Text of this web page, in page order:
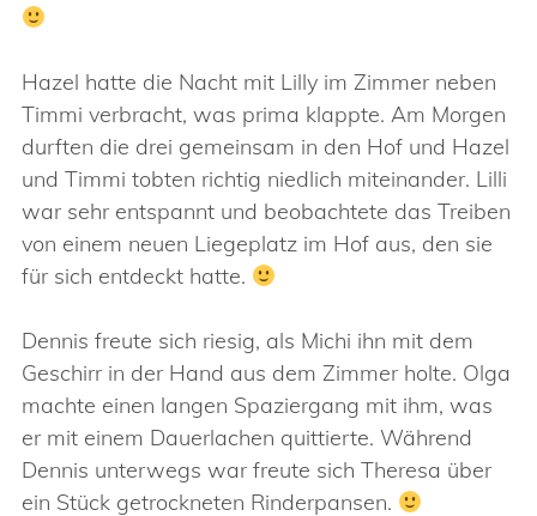
Hazel hatte die Nacht mit Lilly im Zimmer neben
Timmi verbracht, was prima klappte. Am Morgen
durften die drei gemeinsam in den Hof und Hazel
und Timmi tobten richtig niedlich miteinander. Lilli
war sehr entspannt und beobachtete das Treiben
von einem neuen Liegeplatz im Hof aus, den sie
für sich entdeckt hatte.
Dennis freute sich riesig, als Michi ihn mit dem
Geschirr in der Hand aus dem Zimmer holte. Olga
machte einen langen Spaziergang mit ihm, was
er mit einem Dauerlachen quittierte. Während
Dennis unterwegs war freute sich Theresa über
ein Stück getrockneten Rinderpansen.